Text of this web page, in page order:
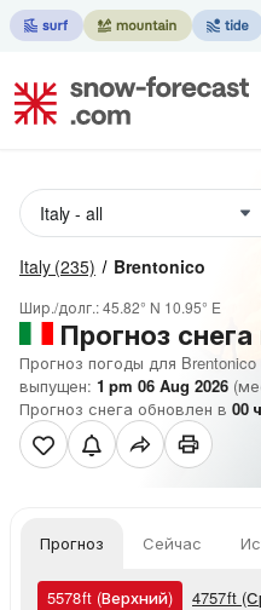
Italy (235) Brentonico
Шир./долг.:45.82° N 10.95° E
Прогноз
Прогноз погоды для Brentonico
выпущен: 1 pm 06 Aug 2026
Прогноз снега обновлен в 00 ч
Прогноз Сейчас
5578ft (Верхний) 4757ft